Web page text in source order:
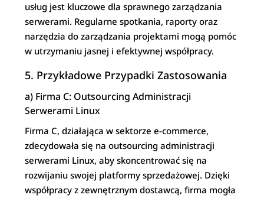
usług jest kluczowe dla sprawnego zarządzania
serwerami. Regularne spotkania, raporty oraz
narzędzia do zarządzania projektami mogą pomóc
w utrzymaniu jasnej i efektywnej współpracy.
5. Przykładowe Przypadki Zastosowania
a) Firma C: Outsourcing Administracji
Serwerami Linux
Firma C, działająca w sektorze e-commerce,
zdecydowała się na outsourcing administracji
serwerami Linux, aby skoncentrować się na
rozwijaniu swojej platformy sprzedażowej. Dzięki
współpracy z zewnętrznym dostawcą, firma mogła